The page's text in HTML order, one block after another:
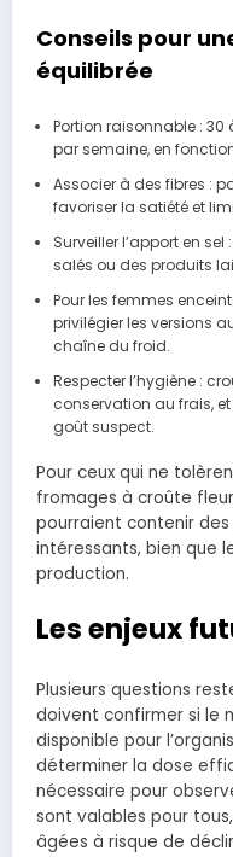
Conseils pour
équilibrée
Portion raisonnable :
par semaine, en
Associer à des fibres :
favoriser la satiété et
Surveiller l’apport en
salés ou des produits
Pour les femmes
privilégier les versions
chaîne du froid.
Respecter l’hygiène :
conservation au frais,
goût suspect.
Pour ceux qui ne
fromages à croûte
pourraient contenir
intéressants, bien que
production.
Les enjeux
Plusieurs questions
doivent confirmer si le
disponible pour
déterminer la dose
nécessaire pour
sont valables pour
âgées à risque de